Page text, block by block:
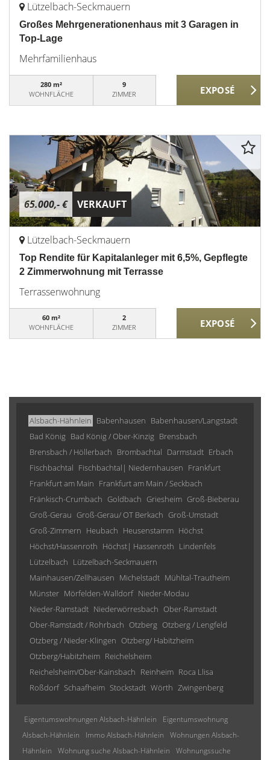
Lützelbach-Seckmauern
Großes Mehrgenerationenhaus mit 3 Garagen in
Top-Lage
Mehrfamilienhaus
280 m²
WOHNFLÄCHE
9
ZIMMER
65.000,- € VERKAUFT
Lützelbach-Seckmauern
Top Rendite für Kapitalanleger mit 6,5%, Gepflegte
2 Zimmerwohnung mit Terrasse
Terrassenwohnung
60 m²
WOHNFLÄCHE
2
ZIMMER
Alsbach-Hähnlein Babenhausen Babenhausen/Langstadt
Bad König Bad König / Ober-Kinzig Brensbach
Brensbach / Höllerbach Brombachtal Darmstadt Erbach
Fischbachtal Fischbachtal| Niedernhausen Frankfurt
Frankfurt am Main Frankfurt am Main / Seckbach
Fränkisch-Crumbach Goldbach Griesheim Groß-Bieberau
Groß-Gerau Groß-Gerau/ OT Berkach Groß-Umstadt
Groß-Zimmern Heubach Heusenstamm Höchst
Höchst/Hassenroth Höchst| Hassenroth Lindenfels
Lützelbach Lützelbach-Seckmauern
Mainhausen/Zellhausen Michelstadt Mühltal-Trautheim
Münster Mörfelden-Walldorf Nieder-Modau
Nieder-Ramstadt Niederwörresbach Ober-Ramstadt
Ober-Ramstadt / Rohrbach Otzberg Otzberg / Lengfeld
Otzberg / Nieder-Klingen Otzberg/ Habitzheim
Otzberg/Habitzheim Reichelsheim
Reichelsheim/Ober-Kainsbach Reinheim Roca Llisa
Roßdorf Schaafheim Stockstadt Wörth Zwingenberg
Eigentumswohnungen Alsbach-Hähnlein
Eigentumswohnung
Alsbach-Hähnlein
Immo Alsbach-Hähnlein
Wohnungen Alsbach-
Hähnlein
Wohnung suche Alsbach-Hähnlein Wohnungssuche